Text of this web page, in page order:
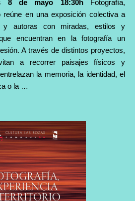
8 de mayo 18:30hFotografía,
reúne en una exposición colectiva a
y autoras con miradas, estilos y
encuentran en la fotografía un
A través de distintos proyectos,
a recorrer paisajes físicos y
la memoria, la identidad, el
o la …